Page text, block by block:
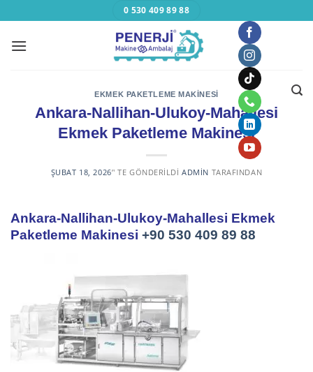
to
content
0 530 409 89 88
EKMEK PAKETLEME MAKINESI
Ankara-Nallihan-Ulukoy-Mahallesi
Ekmek Paketleme Makinesi
ŞUBAT 18, 2026’' TE GÖNDERILDI ADMIN TARAFINDAN
Ankara-Nallihan-Ulukoy-Mahallesi Ekmek
Paketleme Makinesi +90 530 409 89 88